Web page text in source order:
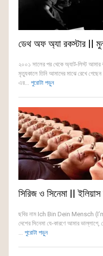
ডেথ অফ অ্যা রকস্টার ||
২০০১ সালের পর থেকে অ্যাট-লিস্ট
মৃত্যুকালে তিনি আমাদের মাঝে রেখে
এর... পুরোটা পড়ুন
সিরিজ ও সিনেমা ||
ছবির নাম Ich Bin Dein Mensch
দেশের সিনেমা যে-কারণে আমার
... পুরোটা পড়ুন